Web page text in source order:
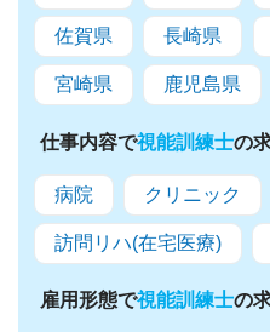
佐賀県 長崎県
宮崎県 鹿児島県
仕事内容で視能訓練士の
病院 クリニック
訪問リハ(在宅医療)
雇用形態で視能訓練士の